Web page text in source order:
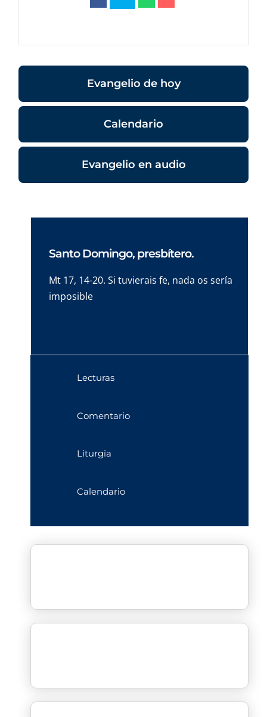
Evangelio de hoy
Calendario
Evangelio en audio
Santo Domingo, presbítero.
Mt 17, 14-20. Si tuvierais fe, nada os sería
imposible
Lecturas
Comentario
Liturgia
Calendario